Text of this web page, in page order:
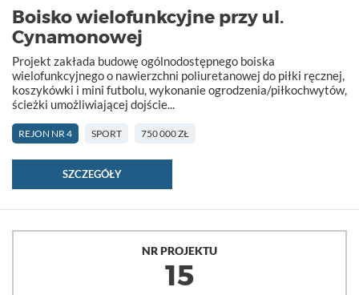
Boisko wielofunkcyjne przy ul.
Cynamonowej
Projekt zakłada budowę ogólnodostępnego boiska
wielofunkcyjnego o nawierzchni poliuretanowej do piłki ręcznej,
koszykówki i mini futbolu, wykonanie ogrodzenia/piłkochwytów,
ścieżki umożliwiającej dojście...
REJON NR 4 SPORT 750 000 ZŁ
SZCZEGÓŁY
NR PROJEKTU
15